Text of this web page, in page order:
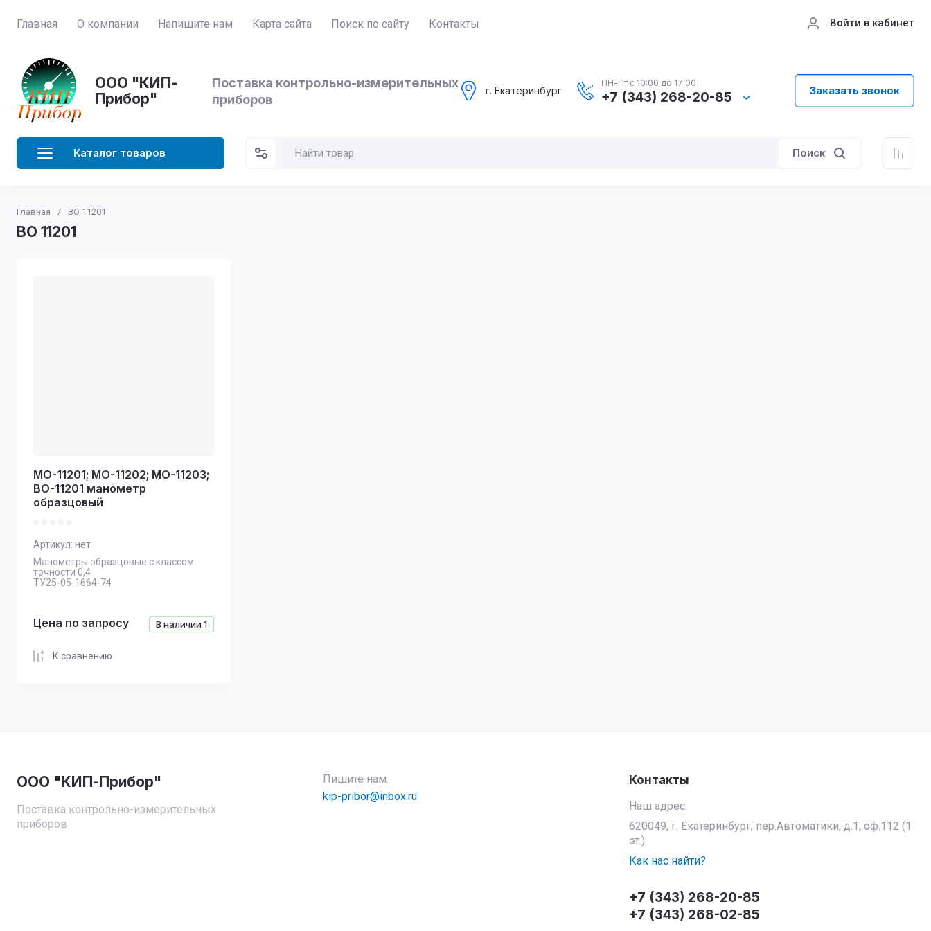
Главная О компании Напишите нам Карта сайта Поиск по сайту Контакты Войти в кабинет
ООО "КИП-
Прибор"
Поставка контрольно-измерительных
приборов
г. Екатеринбург
ПН-Пт с 10:00 до 17:00
+7 (343) 268-20-85 Заказать звонок
Каталог товаров Поиск
Главная / ВО 11201
ВО 11201
МО-11201; МО-11202; МО-11203;
ВО-11201 манометр
образцовый
Артикул: нет
Манометры образцовые с классом
точности 0,4
ТУ25-05-1664-74
В наличии 1
Цена по запросу
К сравнению
ООО "КИП-Прибор"
Поставка контрольно-измерительных
приборов
Пишите нам:
kip-pribor@inbox.ru
Контакты
Наш адрес:
620049, г. Екатеринбург, пер.Автоматики, д.1, оф.112 (1
эт.)
Как нас найти?
+7 (343) 268-20-85
+7 (343) 268-02-85